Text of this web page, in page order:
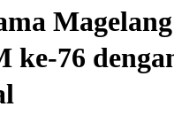
ke‑76